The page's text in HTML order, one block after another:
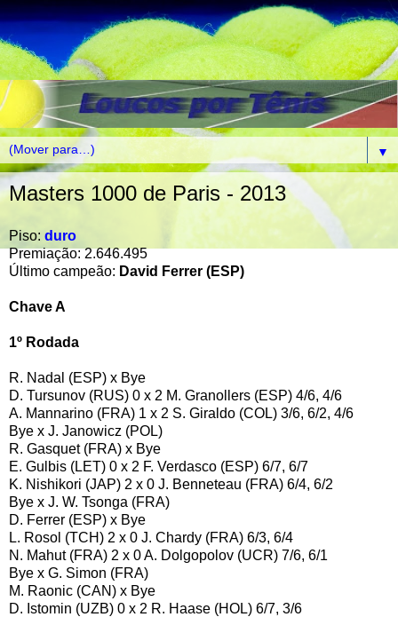
▼
Masters 1000 de Paris - 2013
Piso: duro
Premiação: 2.646.495
Último campeão: David Ferrer (ESP)
Chave A
1º Rodada
R. Nadal (ESP) x Bye
D. Tursunov (RUS) 0 x 2 M. Granollers (ESP) 4/6, 4/6
A. Mannarino (FRA) 1 x 2 S. Giraldo (COL) 3/6, 6/2, 4/6
Bye x J. Janowicz (POL)
R. Gasquet (FRA) x Bye
E. Gulbis (LET) 0 x 2 F. Verdasco (ESP) 6/7, 6/7
K. Nishikori (JAP) 2 x 0 J. Benneteau (FRA) 6/4, 6/2
Bye x J. W. Tsonga (FRA)
D. Ferrer (ESP) x Bye
L. Rosol (TCH) 2 x 0 J. Chardy (FRA) 6/3, 6/4
N. Mahut (FRA) 2 x 0 A. Dolgopolov (UCR) 7/6, 6/1
Bye x G. Simon (FRA)
M. Raonic (CAN) x Bye
D. Istomin (UZB) 0 x 2 R. Haase (HOL) 6/7, 3/6